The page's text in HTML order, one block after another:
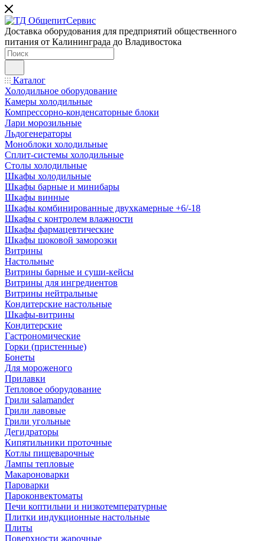
Доставка оборудования для предприятий общественного
питания от Калининграда до Владивостока
Каталог
Холодильное оборудование
Камеры холодильные
Компрессорно-конденсаторные блоки
Лари морозильные
Льдогенераторы
Моноблоки холодильные
Сплит-системы холодильные
Столы холодильные
Шкафы холодильные
Шкафы барные и минибары
Шкафы винные
Шкафы комбинированные двухкамерные +6/-18
Шкафы с контролем влажности
Шкафы фармацевтические
Шкафы шоковой заморозки
Витрины
Настольные
Витрины барные и суши-кейсы
Витрины для ингредиентов
Витрины нейтральные
Кондитерские настольные
Шкафы-витрины
Кондитерские
Гастрономические
Горки (пристенные)
Бонеты
Для мороженого
Прилавки
Тепловое оборудование
Грили salamander
Грили лавовые
Грили угольные
Дегидраторы
Кипятильники проточные
Котлы пищеварочные
Лампы тепловые
Макароноварки
Пароварки
Пароконвектоматы
Печи коптильни и низкотемпературные
Плитки индукционные настольные
Плиты
Поверхности жарочные